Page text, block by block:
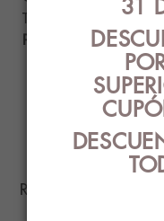
Tallas disponibles:
Producto auténtico
Ropa Interior con